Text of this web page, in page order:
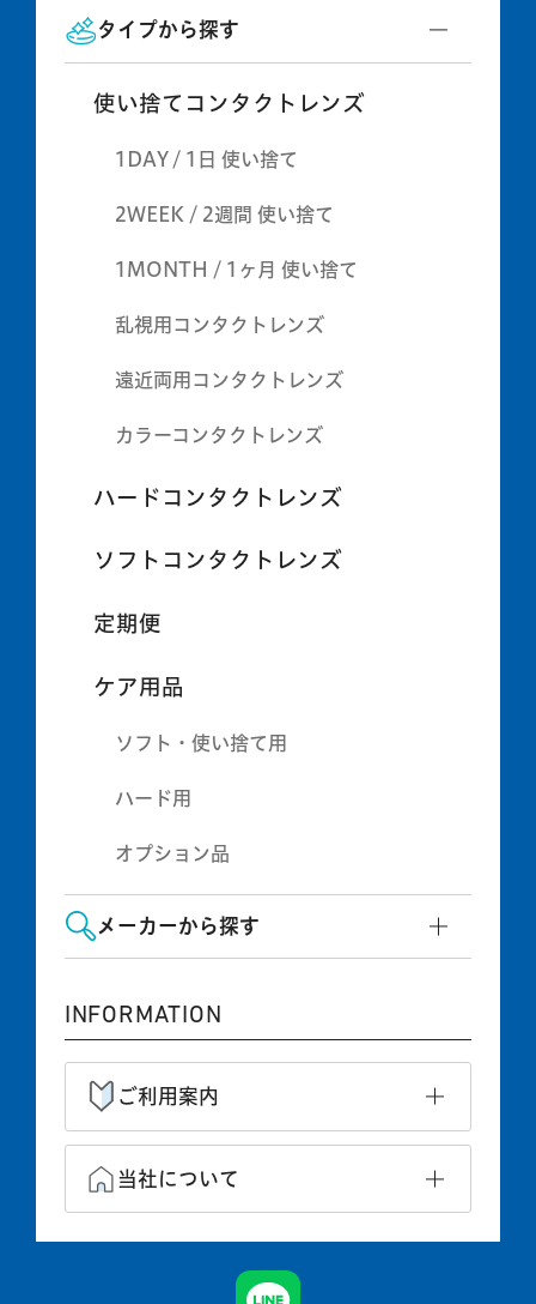
タイプから探す
使い捨てコンタクトレンズ
1DAY / 1日 使い捨て
2WEEK / 2週間 使い捨て
1MONTH / 1ヶ月 使い捨て
乱視用コンタクトレンズ
遠近両用コンタクトレンズ
カラーコンタクトレンズ
ハードコンタクトレンズ
ソフトコンタクトレンズ
定期便
ケア用品
ソフト・使い捨て用
ハード用
オプション品
メーカーから探す
INFORMATION
ご利用案内
当社について